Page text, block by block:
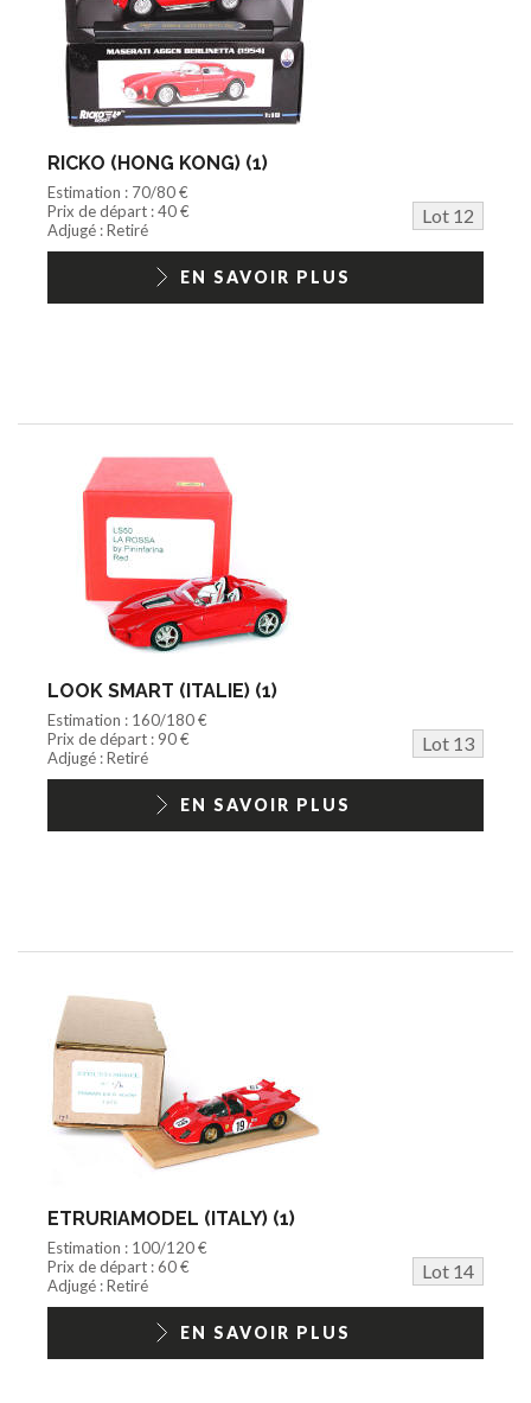
RICKO (HONG KONG) (1)
Estimation : 70/80 €
Prix de départ : 40 €
Lot 12
Adjugé : Retiré
EN SAVOIR PLUS
LOOK SMART (ITALIE) (1)
Estimation : 160/180 €
Prix de départ : 90 €
Lot 13
Adjugé : Retiré
EN SAVOIR PLUS
ETRURIAMODEL (ITALY) (1)
Estimation : 100/120 €
Prix de départ : 60 €
Lot 14
Adjugé : Retiré
EN SAVOIR PLUS